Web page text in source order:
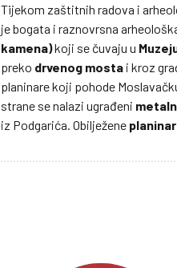
Tijekom zaštitnih radova i
je bogata i raznovrsna
kamena)koji se čuvaju u
preko drvenog mosta i kroz
planinare koji pohode
strane se nalazi ugrađeni
iz Podgarića. Obilježene